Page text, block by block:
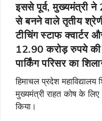
इससे पूर्व, मुख्यमंत्री
से बनने वाले तृतीय
टीचिंग स्टाफ क्वार्टर
12.90 करोड़ रुपये की
पार्किंग परिसर का
हिमाचल प्रदेश
मुख्यमंत्री राहत कोष के
किया।